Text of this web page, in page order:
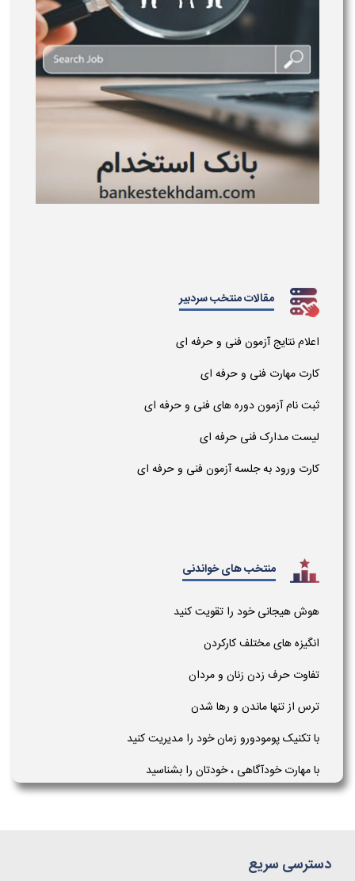
مقالات منتخب سردبیر
اعلام نتایج آزمون فنی و حرفه ای
کارت مهارت فنی و حرفه ای
ثبت نام آزمون دوره های فنی و حرفه ای
لیست مدارک فنی حرفه ای
کارت ورود به جلسه آزمون فنی و حرفه ای
منتخب های خواندنی
هوش هیجانی خود را تقویت کنید
انگیزه های مختلف کارکردن
تفاوت حرف زدن زنان و مردان
ترس از تنها ماندن و رها شدن
با تکنیک پومودورو زمان خود را مدیریت کنید
با مهارت خودآگاهی ، خودتان را بشناسید
دسترسی سریع